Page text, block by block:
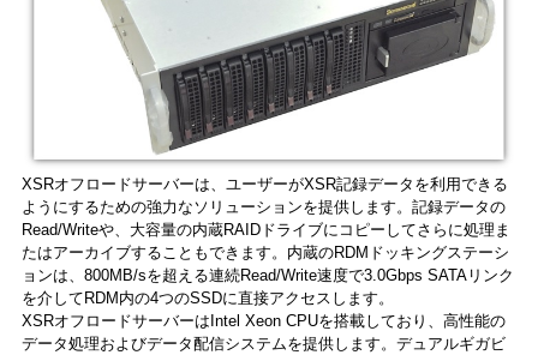
XSRオフロードサーバーは、ユーザーがXSR記録データを利用できる
ようにするための強力なソリューションを提供します。記録データの
Read/Writeや、大容量の内蔵RAIDドライブにコピーしてさらに処理ま
たはアーカイブすることもできます。内蔵のRDMドッキングステーシ
ョンは、800MB/sを超える連続Read/Write速度で3.0Gbps SATAリンク
を介してRDM内の4つのSSDに直接アクセスします。
XSRオフロードサーバーはIntel Xeon CPUを搭載しており、高性能の
データ処理およびデータ配信システムを提供します。デュアルギガビ